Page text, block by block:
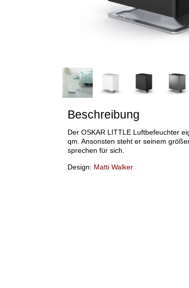
Beschreibung
Der OSKAR LITTLE Luftbefeuchter
qm. Ansonsten steht er seinem
sprechen für sich.
Design: Matti Walker